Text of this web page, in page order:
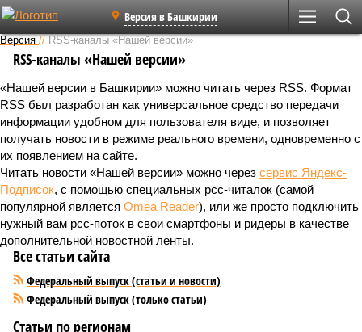
Версия в Башкирии
Версия //RSS-каналы «Нашей версии»
RSS-каналы «Нашей версии»
«Нашей версии в Башкирии» можно читать через RSS. Формат
RSS был разработан как универсальное средство передачи
информации удобном для пользователя виде, и позволяет
получать новости в режиме реального времени, одновременно с
их появлением на сайте.
Читать новости «Нашей версии» можно через сервис Яндекс-
Подписок, с помощью специальных рсс-читалок (самой
популярной является Omea Reader), или же просто подключить
нужный вам рсс-поток в свои смартфоны и ридеры в качестве
дополнительной новостной ленты.
Все статьи сайта
Федеральный выпуск (статьи и новости)
Федеральный выпуск (только статьи)
Статьи по регионам